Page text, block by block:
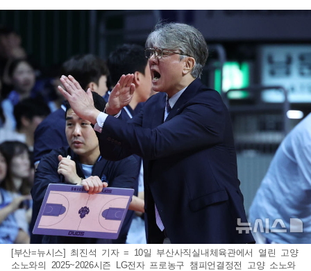
[부산=뉴시스] 최진석 기자 = 10일 부산사직실내체육관에서 열린 고양
소노와의 2025~2026시즌 LG전자 프로농구 챔피언결정전 고양 소노와